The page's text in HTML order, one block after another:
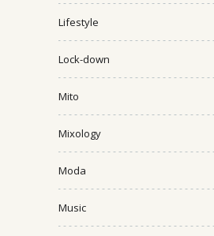
Lifestyle
Lock-down
Mito
Mixology
Moda
Music